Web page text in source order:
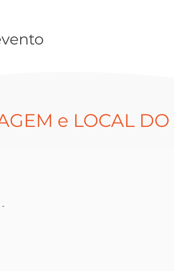
e LOCAL DO
em contato com nossa secretaria
-